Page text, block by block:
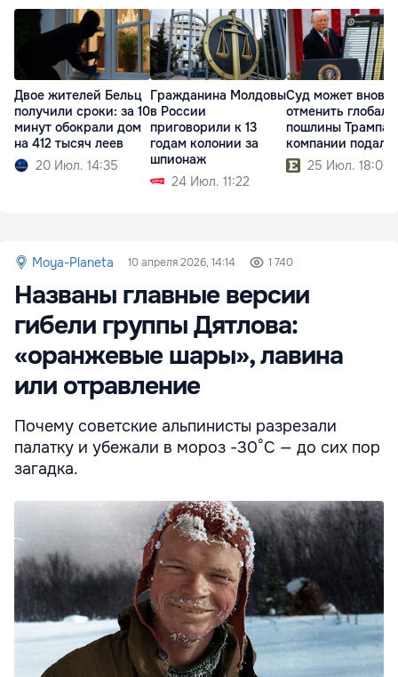
Двое жителей Бельц
получили сроки: за 10
минут обокрали дом
на 412 тысяч леев
20 Июл. 14:35
Гражданина Молдовы
в России
приговорили к 13
годам колонии за
шпионаж
24 Июл. 11:22
Суд может вновь
отменить
пошлины Трампа:
компании подали
25 Июл. 18:00
Moya-Planeta 10 апреля 2026, 14:14 1 740
Названы главные версии
гибели группы Дятлова:
«оранжевые шары», лавина
или отравление
Почему советские альпинисты разрезали
палатку и убежали в мороз -30°С — до сих пор
загадка.